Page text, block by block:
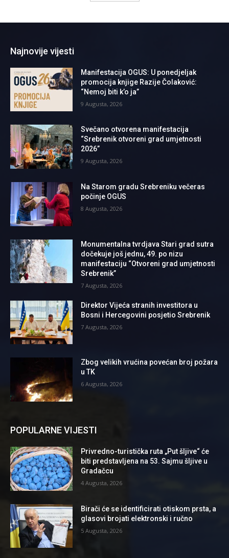
Najnovije vijesti
Manifestacija OGUS: U ponedjeljak
promocija knjige Razije Čolaković:
“Nemoj biti k’o ja”
9 Augusta, 2026
Svečano otvorena manifestacija
“Srebrenik otvoreni grad umjetnosti
2026”
9 Augusta, 2026
Na Starom gradu Srebreniku večeras
počinje OGUS
8 Augusta, 2026
Monumentalna tvrdjava Stari grad sutra
dočekuje još jednu, 49. po nizu
manifestaciju “Otvoreni grad umjetnosti
Srebrenik”
7 Augusta, 2026
Direktor Vijeća stranih investitora u
Bosni i Hercegovini posjetio Srebrenik
7 Augusta, 2026
Zbog velikih vrućina povećan broj požara
u TK
6 Augusta, 2026
POPULARNE VIJESTI
Privredno-turistička ruta „Put šljive“ će
biti predstavljena na 53. Sajmu šljive u
Gradačcu
4 Augusta, 2026
Birači će se identificirati otiskom prsta, a
glasovi brojati elektronski i ručno
5 Augusta, 2026